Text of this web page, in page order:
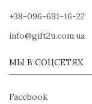
+38-096-691-16-22
info@gift2u.com.ua
МЫ В СОЦСЕТЯХ
Facebook